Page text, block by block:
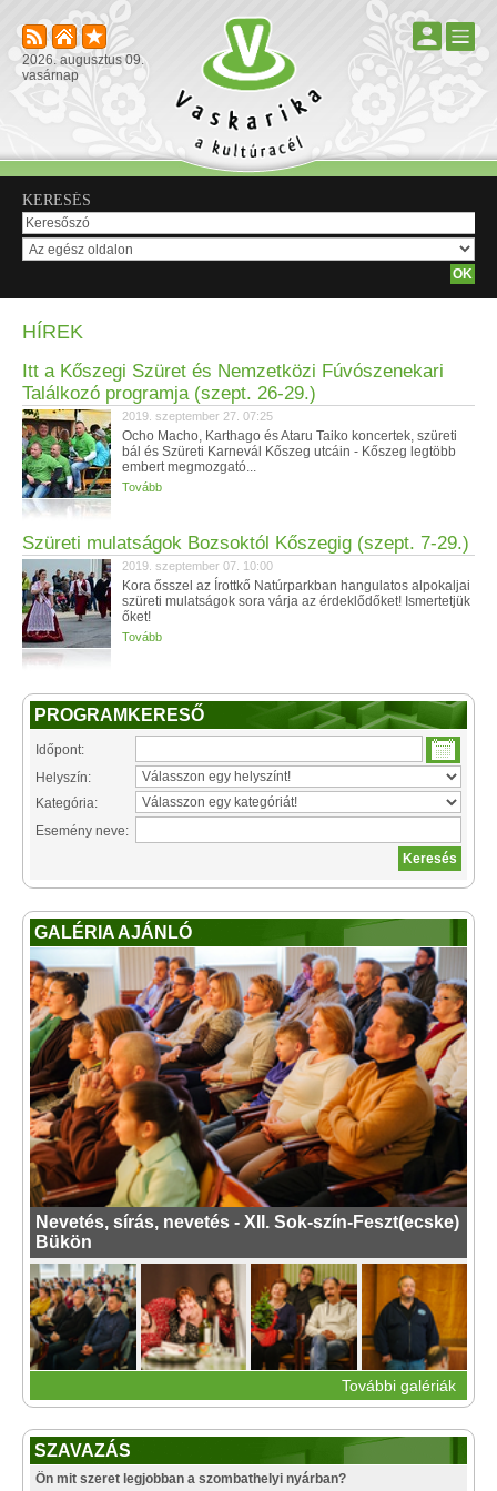
2026. augusztus 09.
vasárnap
KERESÉS
HÍREK
Itt a Kőszegi Szüret és Nemzetközi Fúvószenekari
Találkozó programja (szept. 26-29.)
2019. szeptember 27. 07:25
Ocho Macho, Karthago és Ataru Taiko koncertek, szüreti
bál és Szüreti Karnevál Kőszeg utcáin - Kőszeg legtöbb
embert megmozgató...
Tovább
Szüreti mulatságok Bozsoktól Kőszegig (szept. 7-29.)
2019. szeptember 07. 10:00
Kora ősszel az Írottkő Natúrparkban hangulatos alpokaljai
szüreti mulatságok sora várja az érdeklődőket! Ismertetjük
őket!
Tovább
PROGRAMKERESŐ
Időpont:
Helyszín:
Kategória:
Esemény neve:
GALÉRIA AJÁNLÓ
Nevetés, sírás, nevetés - XII. Sok-szín-Feszt(ecske)
Bükön
További galériák
SZAVAZÁS
Ön mit szeret legjobban a szombathelyi nyárban?